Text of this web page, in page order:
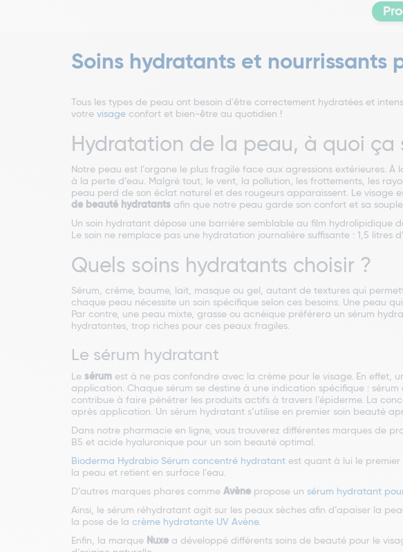
Soins hydratants et nourrissants
Tous les types de peau ont besoin d'être correctement hydratées et
votre visage confort et bien-être au quotidien !
Hydratation de la peau, à quoi ça
Notre peau est l’organe le plus fragile face aux agressions extérieures.
à la perte d’eau. Malgré tout, le vent, la pollution, les frottements, les
peau perd de son éclat naturel et des rougeurs apparaissent. Le visage
de beauté hydratants afin que notre peau garde son confort et sa
Un soin hydratant dépose une barrière semblable au film hydrolipidique
Le soin ne remplace pas une hydratation journalière suffisante : 1,5 litres
Quels soins hydratants choisir ?
Sérum, crème, baume, lait, masque ou gel, autant de textures qui
chaque peau nécessite un soin spécifique selon ces besoins. Une peau
Par contre, une peau mixte, grasse ou acnéique préférera un sérum
hydratantes, trop riches pour ces peaux fragiles.
Le sérum hydratant
Le sérum est à ne pas confondre avec la crème pour le visage. En effet,
application. Chaque sérum se destine à une indication spécifique :
contribue à faire pénétrer les produits actifs à travers l’épiderme. La
après application. Un sérum hydratant s’utilise en premier soin beauté
Dans notre pharmacie en ligne, vous trouverez différentes marques de
B5 et acide hyaluronique pour un soin beauté optimal.
Bioderma Hydrabio Sérum concentré hydratant est quant à lui le premier
la peau et retient en surface l’eau.
D’autres marques phares comme Avène propose un sérum hydratant
Ainsi, le sérum réhydratant agit sur les peaux sèches afin d’apaiser la
la pose de la crème hydratante UV Avène.
Enfin, la marque Nuxe a développé différents soins de beauté pour le